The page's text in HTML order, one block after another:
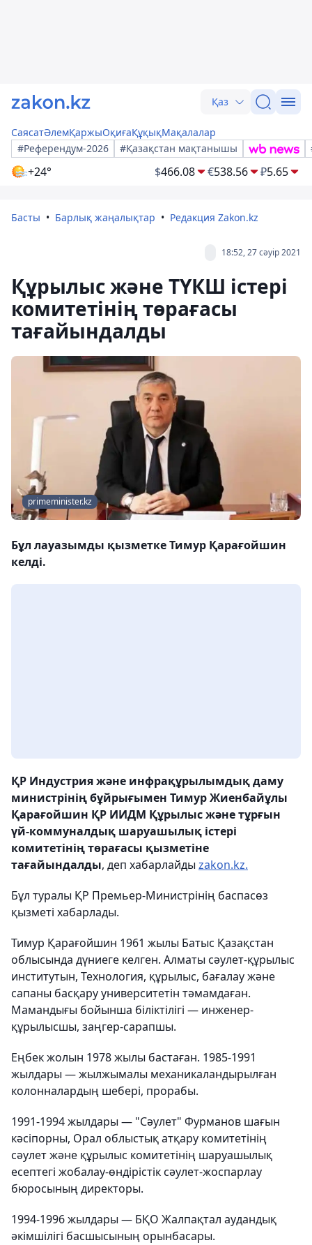
Қаз
СаясатӘлемҚаржыОқиғаҚұқықМақалалар
#Референдум-2026
#Қазақстан мақтанышы
+24° $466.08 €538.56 ₽5.65
Басты Барлық жаңалықтар Редакция Zakon.kz
18:52, 27 сәуір 2021
Құрылыс және ТҮКШ істері
комитетінің төрағасы
тағайындалды
primeminister.kz
Бұл лауазымды қызметке Тимур Қарағойшин
келді.
ҚР Индустрия және инфрақұрылымдық даму
министрінің бұйрығымен Тимур Жиенбайұлы
Қарағойшин ҚР ИИДМ Құрылыс және тұрғын
үй-коммуналдық шаруашылық істері
комитетінің төрағасы қызметіне
тағайындалды, деп хабарлайды zakon.kz.
Бұл туралы ҚР Премьер-Министрінің баспасөз
қызметі хабарлады.
Тимур Қарағойшин 1961 жылы Батыс Қазақстан
облысында дүниеге келген. Алматы сәулет-құрылыс
институтын, Технология, құрылыс, бағалау және
сапаны басқару университетін тәмамдаған.
Мамандығы бойынша біліктілігі — инженер-
құрылысшы, заңгер-сарапшы.
Еңбек жолын 1978 жылы бастаған. 1985-1991
жылдары — жылжымалы механикаландырылған
колонналардың шебері, прорабы.
1991-1994 жылдары — "Сәулет" Фурманов шағын
кәсіпорны, Орал облыстық атқару комитетінің
сәулет және құрылыс комитетінің шаруашылық
есептегі жобалау-өндірістік сәулет-жоспарлау
бюросының директоры.
1994-1996 жылдары — БҚО Жалпақтал аудандық
әкімшілігі басшысының орынбасары.